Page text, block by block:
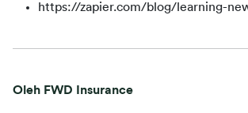
https://zapier.com/blog/learning-
Oleh FWD Insurance